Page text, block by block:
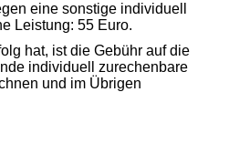
eine sonstige individuell
Leistung: 55 Euro.
hat, ist die Gebühr auf die
individuell zurechenbare
und im Übrigen